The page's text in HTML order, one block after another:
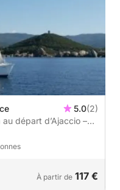
5.0(2)
départ d’Ajaccio –
À partir de 117 €